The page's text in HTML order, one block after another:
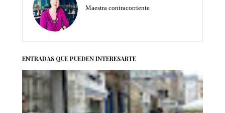
Maestra contracorriente
ENTRADAS QUE PUEDEN INTERESARTE